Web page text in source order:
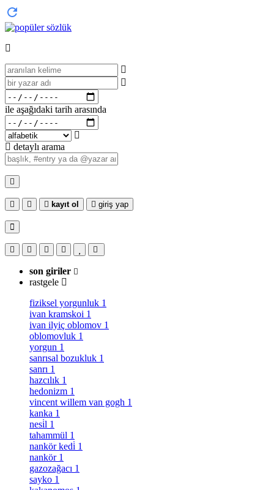
ile aşağıdaki tarih arasında
detaylı arama
kayıt ol giriş yap
son giriler
rastgele
fiziksel yorgunluk 1
ivan kramskoi 1
ivan ilyiç oblomov 1
oblomovluk 1
yorgun 1
sanrısal bozukluk 1
sanrı 1
hazcılık 1
hedonizm 1
vincent willem van gogh 1
kanka 1
nesi̇l 1
tahammül 1
nankör kedi̇ 1
nankör 1
gazozağacı 1
sayko 1